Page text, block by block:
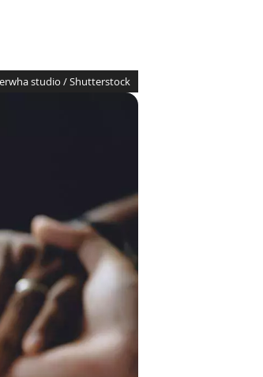
studio / Shutterstock